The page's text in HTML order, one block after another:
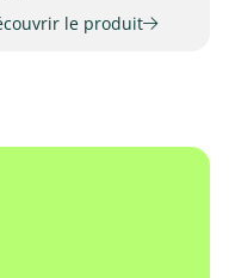
le produit